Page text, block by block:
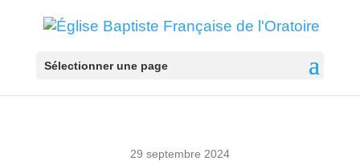
Sélectionner une page
29 septembre 2024